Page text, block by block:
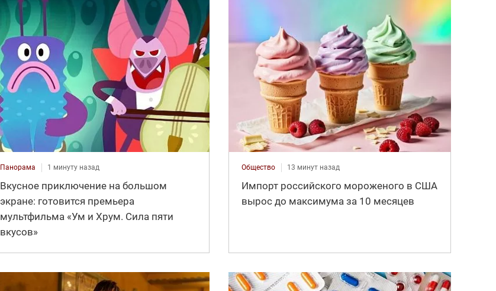
Панорама 1 минуту назад
Вкусное приключение на большом
экране: готовится премьера
мультфильма «Ум и Хрум. Сила пяти
вкусов»
Общество 13 минут назад
Импорт российского мороженого в США
вырос до максимума за 10 месяцев